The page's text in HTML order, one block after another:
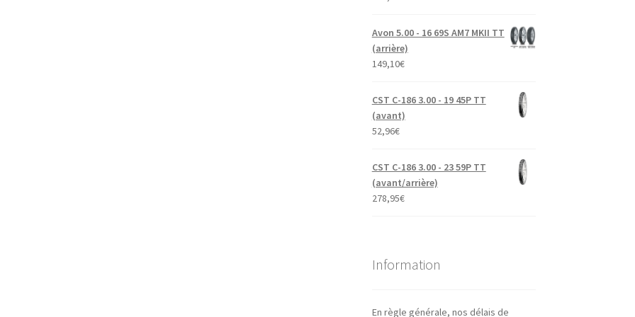
Avon 5.00 - 16 69S AM7 MKII TT
(arrière)
149,10€
CST C-186 3.00 - 19 45P TT
(avant)
52,96€
CST C-186 3.00 - 23 59P TT
(avant/arrière)
278,95€
Information
En règle générale, nos délais de